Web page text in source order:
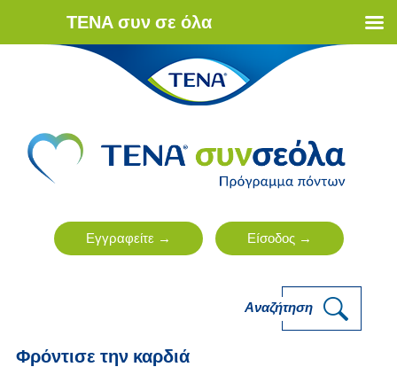
Αναζήτηση
Φρόντισε την καρδιά
ΤΕΝΑ συν σε όλα